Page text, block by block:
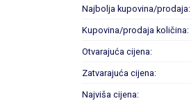
Najbolja kupovina/prodaja:
Kupovina/prodaja količina:
Otvarajuća cijena:
Zatvarajuća cijena:
Najviša cijena: